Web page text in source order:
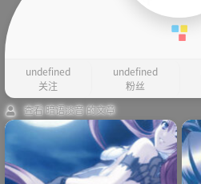
undefined
关注
undefined
粉丝
查看 暗语淡音 的文章